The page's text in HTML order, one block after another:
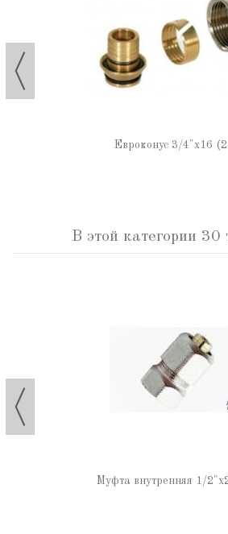
Евроконус 3/4"х16
В этой категории 30
Муфта внутренняя 1/